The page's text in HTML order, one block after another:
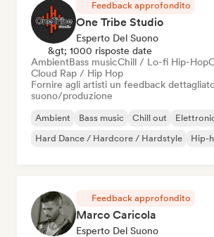
Feedback approfondito
One Tribe Studio
Esperto Del Suono
&gt; 1000 risposte date
AmbientBass musicChill / Lo-fi Hip-Hop
Cloud Rap / Hip Hop
Fornire agli artisti un feedback
suono/produzione
Ambient Bass music Chill out
Hard Dance / Hardcore / Hardstyle
Hip-
Feedback approfondito
Marco Caricola
Esperto Del Suono